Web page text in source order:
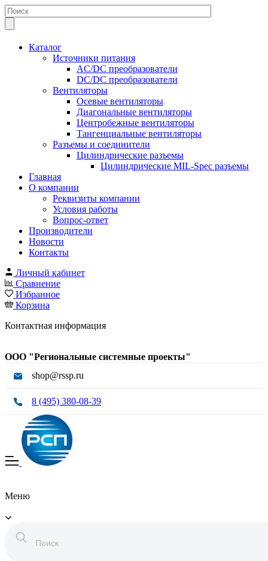
Каталог
Источники питания
AC/DC преобразователи
DC/DC преобразователи
Вентиляторы
Осевые вентиляторы
Диагональные вентиляторы
Центробежные вентиляторы
Тангенциальные вентиляторы
Разъемы и соединители
Цилиндрические разъемы
Цилиндрические MIL-Spec разъемы
Главная
О компании
Реквизиты компании
Условия работы
Вопрос-ответ
Производители
Новости
Контакты
Личный кабинет
Сравнение
Избранное
Корзина
Контактная информация
ООО "Региональные системные проекты"
shop@rssp.ru
8 (495) 380-08-39
Меню